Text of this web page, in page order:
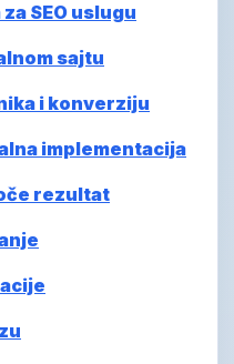
SEO uslugu
sajtu
i konverziju
implementacija
rezultat